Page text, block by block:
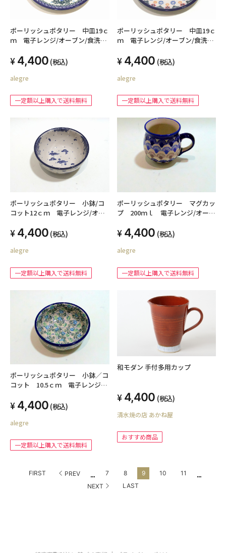
ポーリッシュポタリー 中皿19ｃ
ｍ 電子レンジ/オーブン/食洗器
4,400 (税込)
alegre
一定額以上購入で送料無料
ポーリッシュポタリー 中皿19ｃ
ｍ 電子レンジ/オーブン/食洗器
4,400 (税込)
alegre
一定額以上購入で送料無料
ポーリッシュポタリー 小鉢/コ
コット12ｃｍ 電子レンジ/オー
4,400 (税込)
alegre
一定額以上購入で送料無料
ポーリッシュポタリー マグカッ
プ 200ｍｌ 電子レンジ/オーブ
4,400 (税込)
alegre
一定額以上購入で送料無料
ポーリッシュポタリー 小鉢／コ
コット 10.5ｃｍ 電子レンジ/
4,400 (税込)
alegre
一定額以上購入で送料無料
和モダン 手付多用カップ
4,400 (税込)
清水焼の店 あかね屋
おすすめ商品
FIRST PREV ... 7 8 9 10 11 ...
NEXT LAST